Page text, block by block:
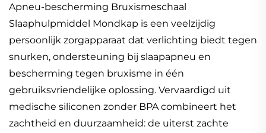
Apneu-bescherming Bruxismeschaal
Slaaphulpmiddel Mondkap is een veelzijdig
persoonlijk zorgapparaat dat verlichting biedt tegen
snurken, ondersteuning bij slaapapneu en
bescherming tegen bruxisme in één
gebruiksvriendelijke oplossing. Vervaardigd uit
medische siliconen zonder BPA combineert het
zachtheid en duurzaamheid: de uiterst zachte